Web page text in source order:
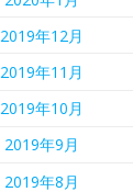
2019年12月
2019年11月
2019年10月
2019年9月
2019年8月